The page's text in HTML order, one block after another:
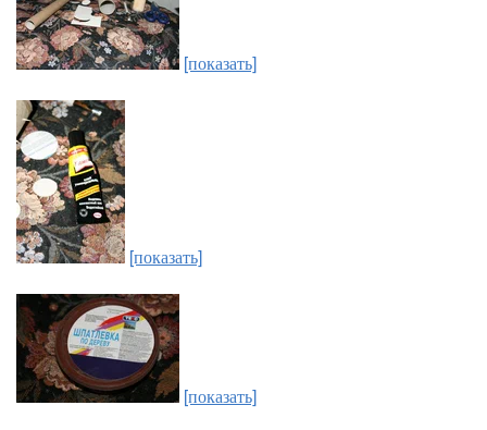
[показать]
[показать]
[показать]